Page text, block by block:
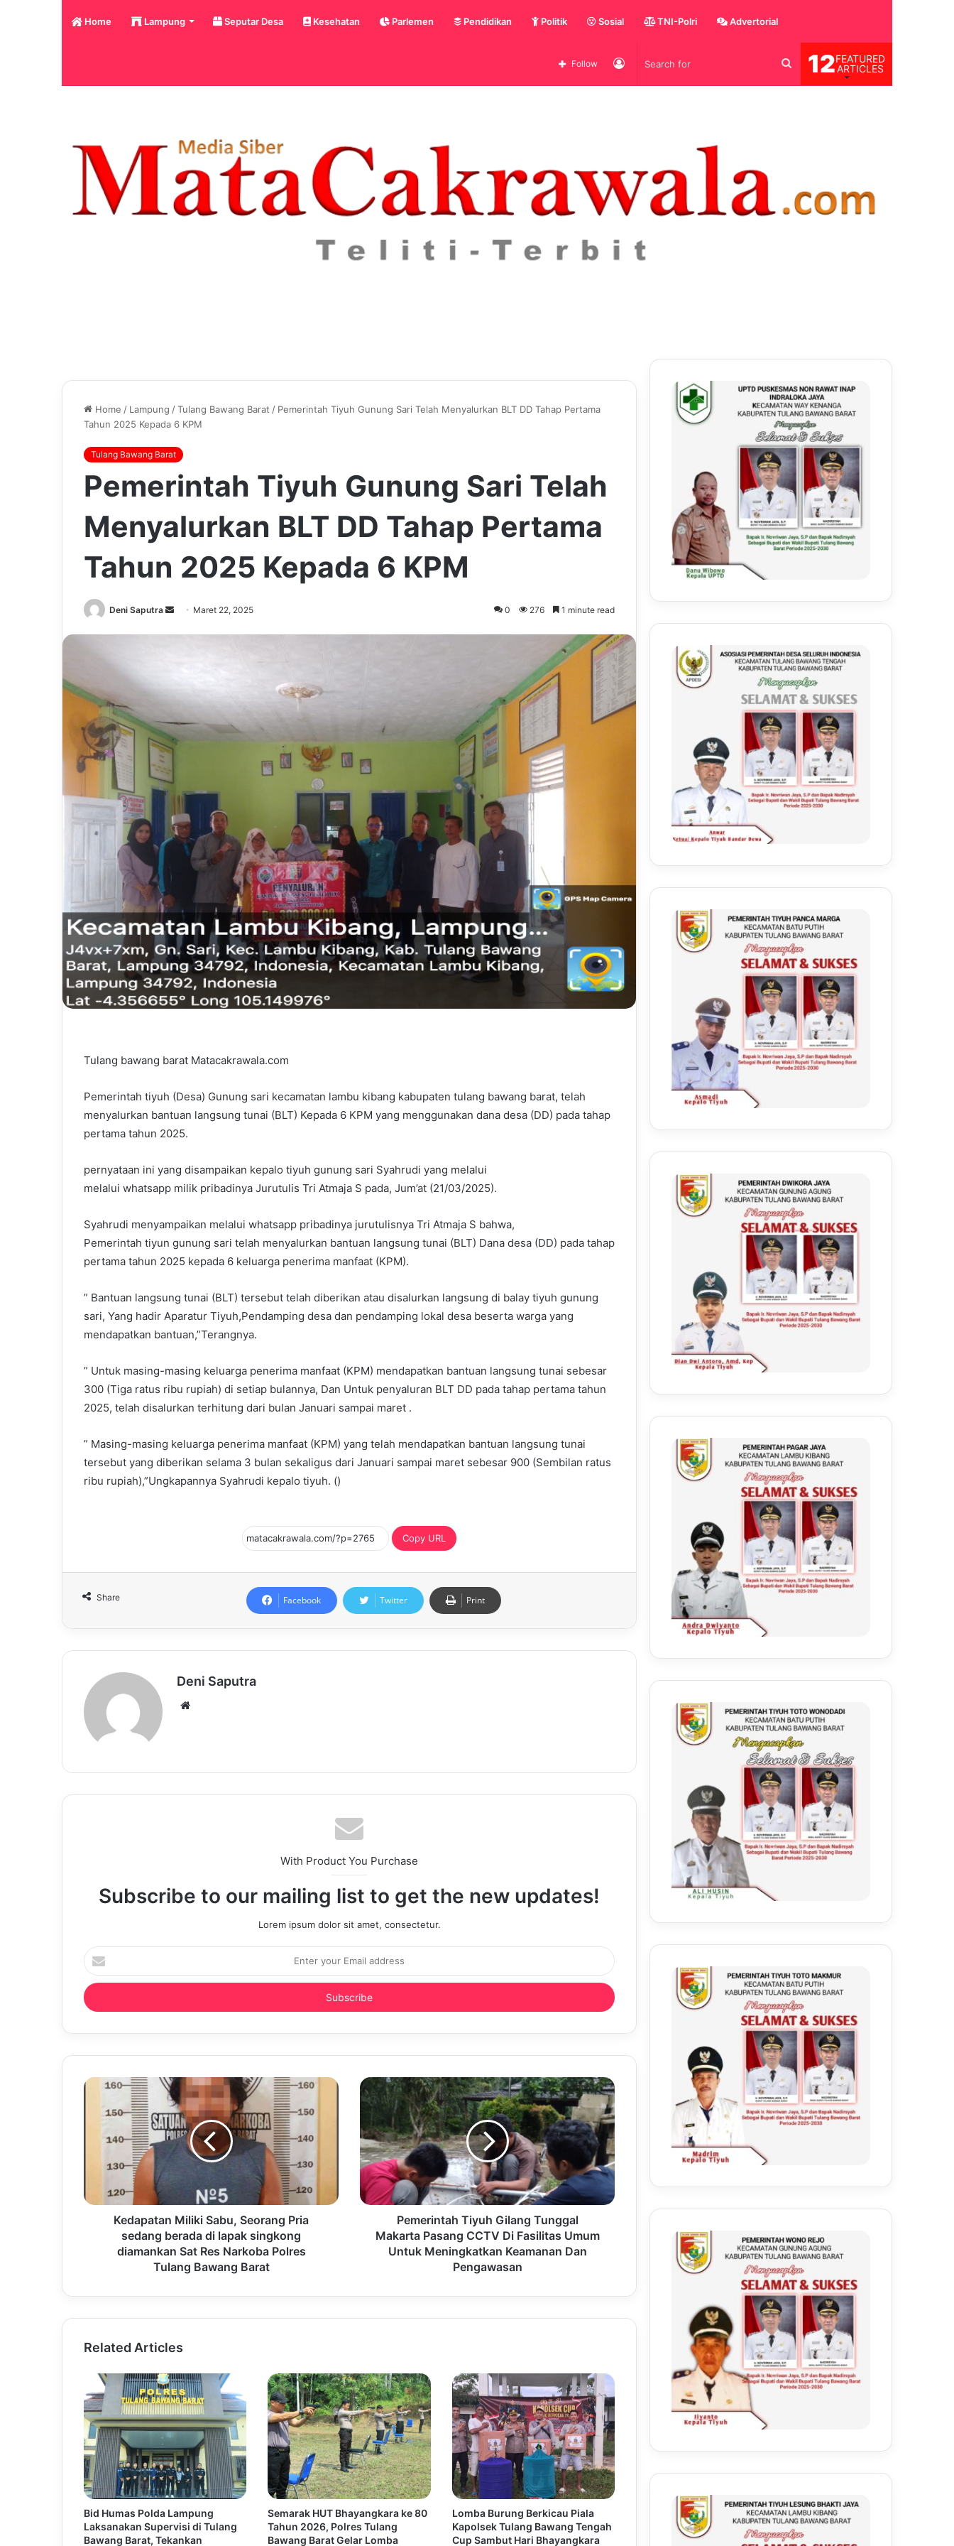
Home Lampung Seputar Desa Kesehatan Parlemen Pendidikan Politik Sosial TNI-Polri Advertorial
12FEATURED
ARTICLES
Search
Log
Follow
Home / Lampung /Tulang Bawang Barat / Pemerintah Tiyuh Gunung Sari Telah Menyalurkan BLT DD Tahap Pertama
Tahun 2025 Kepada 6 KPM
Tulang Bawang Barat
Pemerintah Tiyuh Gunung Sari Telah
Menyalurkan BLT DD Tahap Pertama
Tahun 2025 Kepada 6 KPM
Deni Saputra
Send Maret 22, 2025 0 276 1 minute read
Tulang bawang barat Matacakrawala.com
Pemerintah tiyuh (Desa) Gunung sari kecamatan lambu kibang kabupaten tulang bawang barat, telah
menyalurkan bantuan langsung tunai (BLT) Kepada 6 KPM yang menggunakan dana desa (DD) pada tahap
pertama tahun 2025.
pernyataan ini yang disampaikan kepalo tiyuh gunung sari Syahrudi yang melalui
melalui whatsapp milik pribadinya Jurutulis Tri Atmaja S pada, Jum’at (21/03/2025).
Syahrudi menyampaikan melalui whatsapp pribadinya jurutulisnya Tri Atmaja S bahwa,
Pemerintah tiyun gunung sari telah menyalurkan bantuan langsung tunai (BLT) Dana desa (DD) pada tahap
pertama tahun 2025 kepada 6 keluarga penerima manfaat (KPM).
” Bantuan langsung tunai (BLT) tersebut telah diberikan atau disalurkan langsung di balay tiyuh gunung
sari, Yang hadir Aparatur Tiyuh,Pendamping desa dan pendamping lokal desa beserta warga yang
mendapatkan bantuan,”Terangnya.
” Untuk masing-masing keluarga penerima manfaat (KPM) mendapatkan bantuan langsung tunai sebesar
300 (Tiga ratus ribu rupiah) di setiap bulannya, Dan Untuk penyaluran BLT DD pada tahap pertama tahun
2025, telah disalurkan terhitung dari bulan Januari sampai maret .
” Masing-masing keluarga penerima manfaat (KPM) yang telah mendapatkan bantuan langsung tunai
tersebut yang diberikan selama 3 bulan sekaligus dari Januari sampai maret sebesar 900 (Sembilan ratus
ribu rupiah),”Ungkapannya Syahrudi kepalo tiyuh. ()
Copy URL
Share Facebook Twitter Print
Deni Saputra
With Product You Purchase
Subscribe to our mailing list to get the new updates!
Lorem ipsum dolor sit amet, consectetur.
Enter
your
Email
address
Kedapatan Miliki Sabu, Seorang Pria
sedang berada di lapak singkong
diamankan Sat Res Narkoba Polres
Tulang Bawang Barat
Pemerintah Tiyuh Gilang Tunggal
Makarta Pasang CCTV Di Fasilitas Umum
Untuk Meningkatkan Keamanan Dan
Pengawasan
Related Articles
Bid Humas Polda Lampung
Laksanakan Supervisi di Tulang
Bawang Barat, Tekankan
Semarak HUT Bhayangkara ke 80
Tahun 2026, Polres Tulang
Bawang Barat Gelar Lomba
Lomba Burung Berkicau Piala
Kapolsek Tulang Bawang Tengah
Cup Sambut Hari Bhayangkara